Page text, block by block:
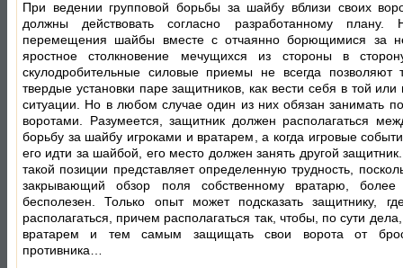
При ведении групповой борьбы за шайбу вблизи своих
должны действовать согласно разработанному плану.
перемещения шайбы вместе с отчаянно борющимися за
яростное столкновение мечущихся из стороны в
скулодробительные силовые приемы не всегда позволяют
твердые установки паре защитников, как вести себя в той или
ситуации. Но в любом случае один из них обязан занимать
воротами. Разумеется, защитник должен располагаться
борьбу за шайбу игроками и вратарем, а когда игровые
его идти за шайбой, его место должен занять другой
такой позиции представляет определенную трудность,
закрывающий обзор поля собственному вратарю,
бесполезен. Только опыт может подсказать защитнику,
располагаться, причем располагаться так, чтобы, по сути
вратарем и тем самым защищать свои ворота от
противника…